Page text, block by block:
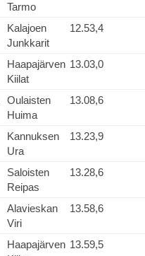
Tarmo
Kalajoen
Junkkarit
12.53,4
Haapajärven
Kiilat
13.03,0
Oulaisten
Huima
13.08,6
Kannuksen
Ura
13.23,9
Saloisten
Reipas
13.28,6
Alavieskan
Viri
13.58,6
Haapajärven 13.59,5